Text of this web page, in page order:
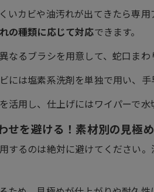
いカビや油汚れが出てきたら専
の種類に応じて対応できます。
なるブラシを用意して、蛇口まわ
には塩素系洗剤を単独で用い、
活用し、仕上げにはワイパーで水
せを避ける！素材別の見極
するのは絶対に避けてください